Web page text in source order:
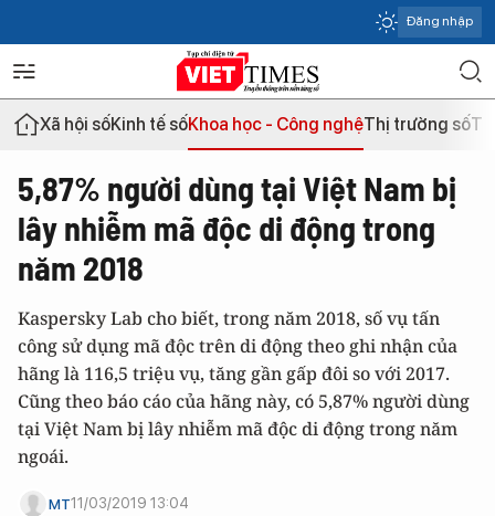
Đăng nhập
Xã hội sốKinh tế sốKhoa học - Công nghệThị trường số
5,87% người dùng tại Việt Nam bị
lây nhiễm mã độc di động trong
năm 2018
Kaspersky Lab cho biết, trong năm 2018, số vụ tấn
công sử dụng mã độc trên di động theo ghi nhận của
hãng là 116,5 triệu vụ, tăng gần gấp đôi so với 2017.
Cũng theo báo cáo của hãng này, có 5,87% người dùng
tại Việt Nam bị lây nhiễm mã độc di động trong năm
ngoái.
MT11/03/2019 13:04